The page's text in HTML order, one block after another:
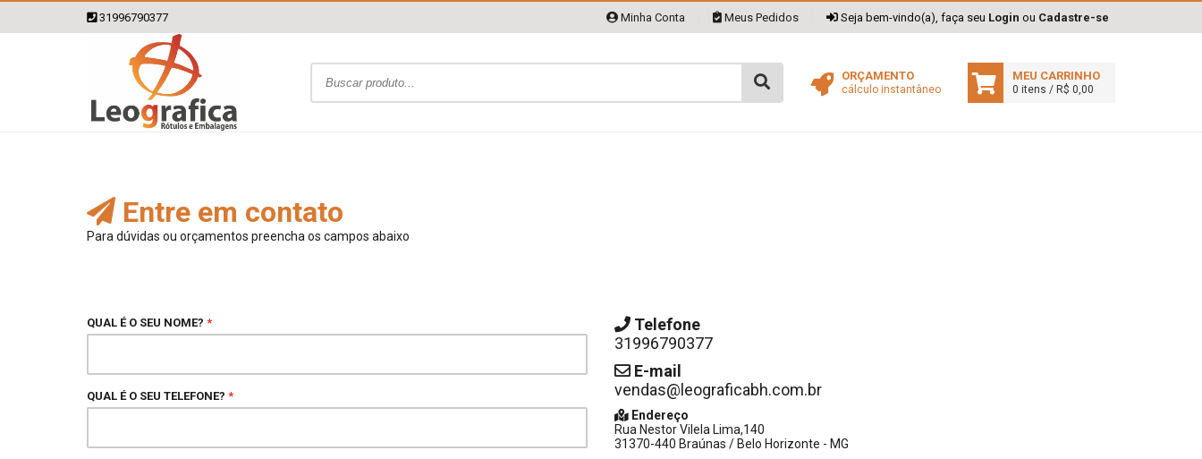
31996790377 Minha Conta Meus Pedidos Seja bem-vindo(a), faça seu Login ou Cadastre-se
ORÇAMENTO
cálculo instantâneo
MEU CARRINHO
0 itens / R$ 0,00
Entre em contato
Para dúvidas ou orçamentos preencha os campos abaixo
QUAL É O SEU NOME? *
QUAL É O SEU TELEFONE? *
Telefone
31996790377
E-mail
vendas@leograficabh.com.br
Endereço
Rua Nestor Vilela Lima,140
31370-440 Braúnas / Belo Horizonte - MG